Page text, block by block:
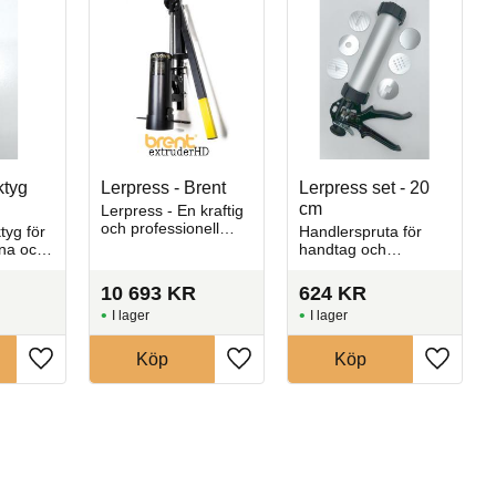
för
och
Lägg till i favoriter
Lerpress - Brent
Lerpress - En kraftig
och professionell
handtag för maximal
kontroll och
hävstångseffekt
10 693 KR
Lägg till i favoriter
I lager
Köp
Lerpress set - 20
cm
Handlerspruta för
handtag och
624 KR
Lägg
I lager
Köp